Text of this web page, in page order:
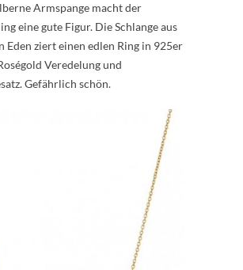
Armspange macht der
eine gute Figur. Die Schlange aus
Eden ziert einen edlen Ring in 925er
Veredelung und
Gefährlich schön.